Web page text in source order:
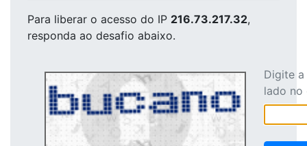
Para liberar o acesso do IP 216.73.217.32,
responda ao desafio abaixo.
Digite
lado no